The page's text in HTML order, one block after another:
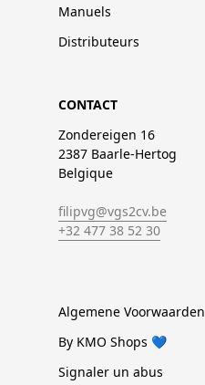
Manuels
Distributeurs
CONTACT
Zondereigen 16
2387 Baarle-Hertog
Belgique
filipvg@vgs2cv.be
+32 477 38 52 30
Algemene Voorwaarden
By KMO Shops 💙
Signaler un abus